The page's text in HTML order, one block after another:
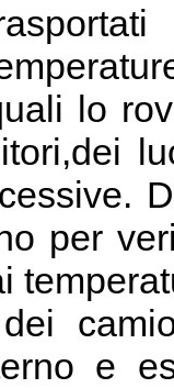
lo
per
e